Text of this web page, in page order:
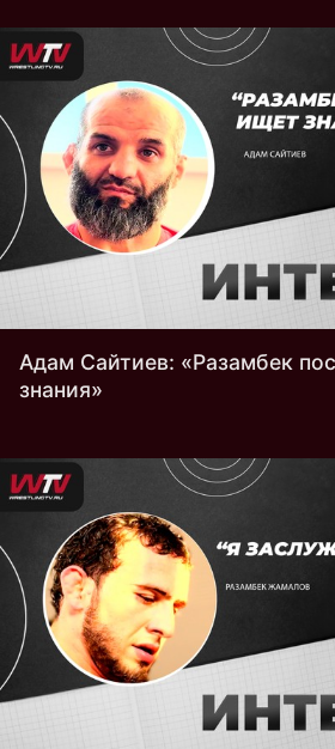
Адам Сайтиев: «Разамбек
знания»